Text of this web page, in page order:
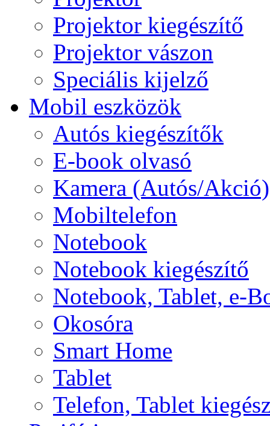
Projektor kiegészítő
Projektor vászon
Speciális kijelző
Mobil eszközök
Autós kiegészítők
E-book olvasó
Kamera (Autós/Akció)
Mobiltelefon
Notebook
Notebook kiegészítő
Notebook, Tablet, e-
Okosóra
Smart Home
Tablet
Telefon, Tablet